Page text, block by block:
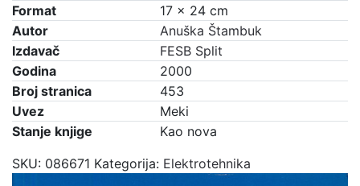
Format
17 × 24 cm
Autor
Anuška Štambuk
Izdavač
FESB Split
Godina
2000
Broj stranica
453
Uvez
Meki
Stanje knjige
Kao nova
SKU: 086671 Kategorija: Elektrotehnika